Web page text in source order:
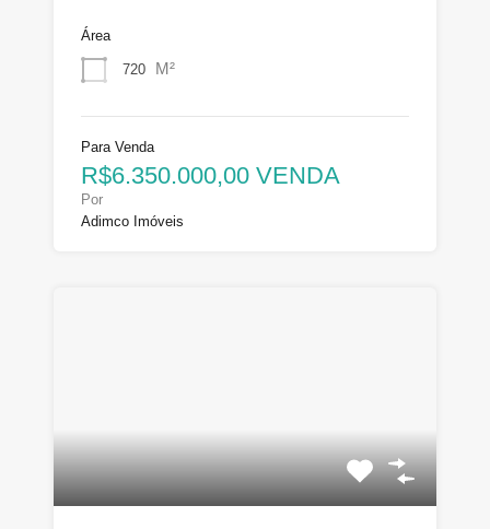
Área
720 M²
Para Venda
R$6.350.000,00 VENDA
Por
Adimco Imóveis